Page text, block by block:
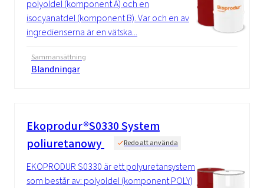
polyoldel (komponent A) och en
isocyanatdel (komponent B). Var och en av
ingredienserna är en vätska...
Sammansättning
Blandningar
Ekoprodur®S0330 System
poliuretanowy
Redo att använda
EKOPRODUR S0330 är ett polyuretansystem
som består av: polyoldel (komponent POLY)